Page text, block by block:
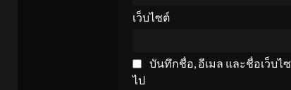
เว็บไซต์
บันทึกชื่อ, อีเมล และชื่อเว็บ
ไป